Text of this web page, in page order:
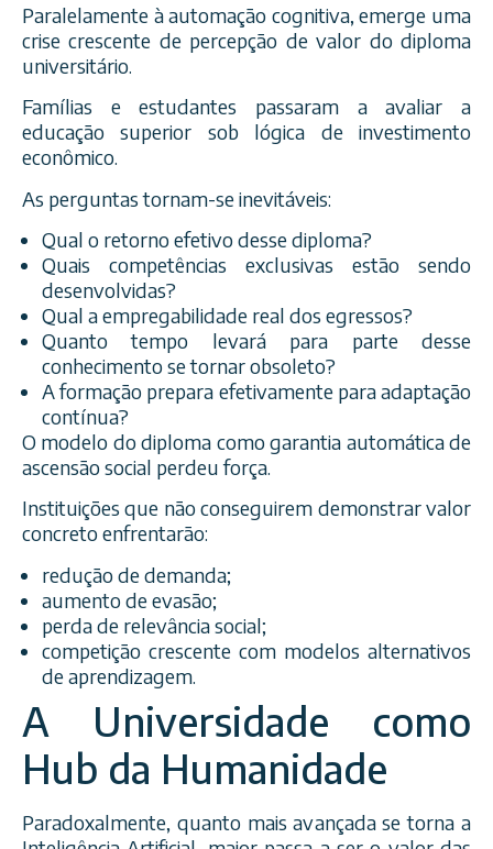
Paralelamente à automação cognitiva, emerge uma
crise crescente de percepção de valor do diploma
universitário.
Famílias e estudantes passaram a avaliar a
educação superior sob lógica de investimento
econômico.
As perguntas tornam-se inevitáveis:
Qual o retorno efetivo desse diploma?
Quais competências exclusivas estão sendo
desenvolvidas?
Qual a empregabilidade real dos egressos?
Quanto tempo levará para parte desse
conhecimento se tornar obsoleto?
A formação prepara efetivamente para adaptação
contínua?
O modelo do diploma como garantia automática de
ascensão social perdeu força.
Instituições que não conseguirem demonstrar valor
concreto enfrentarão:
redução de demanda;
aumento de evasão;
perda de relevância social;
competição crescente com modelos alternativos
de aprendizagem.
A Universidade como
Hub da Humanidade
Paradoxalmente, quanto mais avançada se torna a